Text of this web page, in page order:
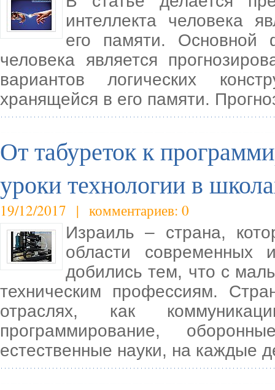
интеллекта человека
его памяти. Основной
человека является
вариантов логических
хранящейся в его памяти.
От табуреток к
уроки технологии в
19/12/2017 | комментариев: 0
Израиль – страна,
области современных
добились тем, что с
техническим профессиям.
отраслях, как
программирование,
естественные науки, на каждые